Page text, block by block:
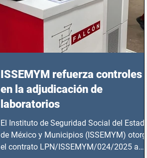
ISSEMYM refuerza controles
en la adjudicación de
laboratorios
El Instituto de Seguridad Social del Estado
de México y Municipios (ISSEMYM) otorgó
el contrato LPN/ISSEMYM/024/2025 a